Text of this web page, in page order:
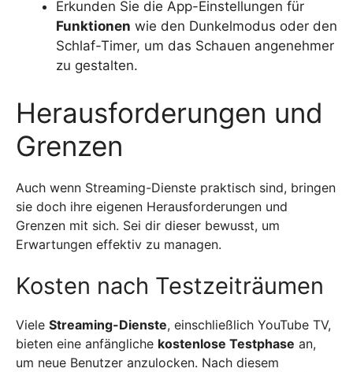
Erkunden Sie die App-Einstellungen für
Funktionen wie den Dunkelmodus oder den
Schlaf-Timer, um das Schauen angenehmer
zu gestalten.
Herausforderungen und
Grenzen
Auch wenn Streaming-Dienste praktisch sind, bringen
sie doch ihre eigenen Herausforderungen und
Grenzen mit sich. Sei dir dieser bewusst, um
Erwartungen effektiv zu managen.
Kosten nach Testzeiträumen
Viele Streaming-Dienste, einschließlich YouTube TV,
bieten eine anfängliche kostenlose Testphase an,
um neue Benutzer anzulocken. Nach diesem